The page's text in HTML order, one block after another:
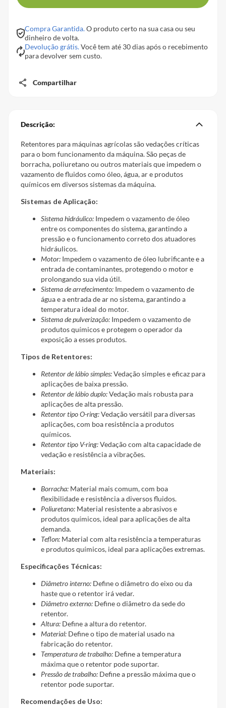
Compra Garantida.O produto certo na sua casa ou seu
dinheiro de volta.
Devolução grátis.Você tem até 30 dias após o recebimento
para devolver sem custo.
Compartilhar
Descrição:
Retentores para máquinas agrícolas são vedações críticas
para o bom funcionamento da máquina. São peças de
borracha, poliuretano ou outros materiais que impedem o
vazamento de fluidos como óleo, água, ar e produtos
químicos em diversos sistemas da máquina.
Sistemas de Aplicação:
Sistema hidráulico: Impedem o vazamento de óleo
entre os componentes do sistema, garantindo a
pressão e o funcionamento correto dos atuadores
hidráulicos.
Motor: Impedem o vazamento de óleo lubrificante e a
entrada de contaminantes, protegendo o motor e
prolongando sua vida útil.
Sistema de arrefecimento: Impedem o vazamento de
água e a entrada de ar no sistema, garantindo a
temperatura ideal do motor.
Sistema de pulverização: Impedem o vazamento de
produtos químicos e protegem o operador da
exposição a esses produtos.
Tipos de Retentores:
Retentor de lábio simples:Vedação simples e eficaz para
aplicações de baixa pressão.
Retentor de lábio duplo:Vedação mais robusta para
aplicações de alta pressão.
Retentor tipo O-ring:Vedação versátil para diversas
aplicações, com boa resistência a produtos
químicos.
Retentor tipo V-ring:Vedação com alta capacidade de
vedação e resistência a vibrações.
Materiais:
Borracha: Material mais comum, com boa
flexibilidade e resistência a diversos fluidos.
Poliuretano: Material resistente a abrasivos e
produtos químicos, ideal para aplicações de alta
demanda.
Teflon: Material com alta resistência a temperaturas
e produtos químicos, ideal para aplicações extremas.
Especificações Técnicas:
Diâmetro interno: Define o diâmetro do eixo ou da
haste que o retentor irá vedar.
Diâmetro externo: Define o diâmetro da sede do
retentor.
Altura: Define a altura do retentor.
Material: Define o tipo de material usado na
fabricação do retentor.
Temperatura de trabalho: Define a temperatura
máxima que o retentor pode suportar.
Pressão de trabalho: Define a pressão máxima que o
retentor pode suportar.
Recomendações de Uso: